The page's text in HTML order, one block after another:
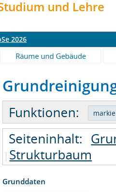
und Lehre
2026
Räume und Gebäude
Funktionen:
Seiteninhalt:
Strukturbaum
Grunddaten